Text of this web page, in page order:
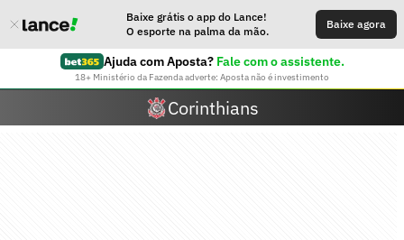
Baixe grátis o app do Lance!
O esporte na palma da mão.
Baixe agora
Ajuda com Aposta? Fale com o assistente.
18+ Ministério da Fazenda adverte: Aposta não é investimento
Corinthians